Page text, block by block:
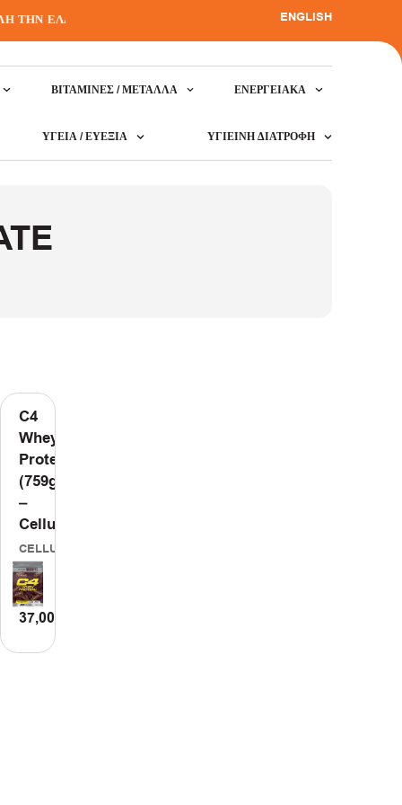
ΕΛΛΑΔΑ ENGLISH
ΒΙΤΑΜΊΝΕΣ / ΜΈΤΑΛΛΑ ΕΝΕΡΓΕΙΑΚΆ
ΥΓΕΊΑ / ΕΥΕΞΊΑ ΥΓΙΕΙΝΉ ΔΙΑΤΡΟΦΉ
C4
Whey
Protein
(759g)
–
Cellucor
CELLUCOR
37,00
ΠΡΟΣΘΗΚΗ
ΣΤΟ